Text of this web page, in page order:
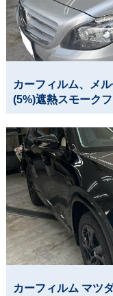
カーフィルム、メ
(5%)遮熱スモーク
カーフィルム マツ